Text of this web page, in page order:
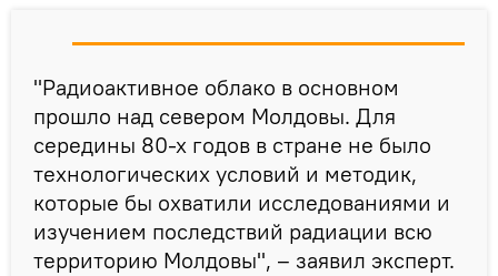
"Радиоактивное облако в основном
прошло над севером Молдовы. Для
середины 80-х годов в стране не было
технологических условий и методик,
которые бы охватили исследованиями и
изучением последствий радиации всю
территорию Молдовы", – заявил эксперт.